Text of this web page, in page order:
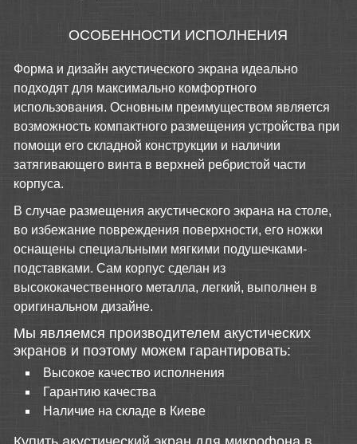
ОСОБЕННОСТИ ИСПОЛНЕНИЯ
Форма и дизайн акустического экрана идеально
подходят для максимально комфортного
использования. Основным преимуществом является
возможность компактного размещения устройства при
помощи его складной конструкции и наличии
затягивающего винта в верхней ребристой части
корпуса.
В случае размещения акустического экрана на столе,
во избежание повреждения поверхности, его ножки
оснащены специальными мягкими подушечками-
подставками. Сам корпус сделан из
высококачественного металла, легкий, выполнен в
оригинальном дизайне.
Мы являемся производителем акустических
экранов и поэтому можем гарантировать:
Высокое качество исполнения
Гарантию качества
Наличие на складе в Киеве